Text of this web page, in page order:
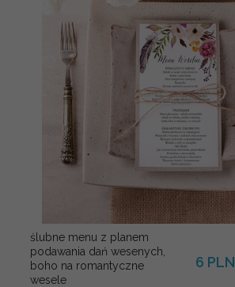
ślubne menu z planem
podawania dań wesenych,
boho na romantyczne
wesele
6 PLN